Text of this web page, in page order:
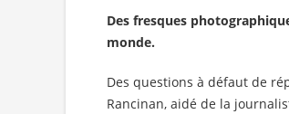
Des fresques
monde.
Des questions à défaut de
Rancinan, aidé de la